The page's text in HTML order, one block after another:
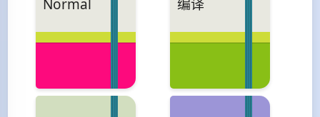
Normal 编译